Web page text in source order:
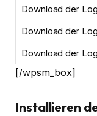
Download der
Download der
Download der
[/wpsm_box]
Installieren